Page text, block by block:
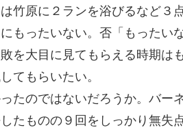
竹原に２ランを浴びるなど３
もったいない。否「もったい
を大目に見てもらえる時期は
てもらいたい。
たのではないだろうか。バー
たものの９回をしっかり無失